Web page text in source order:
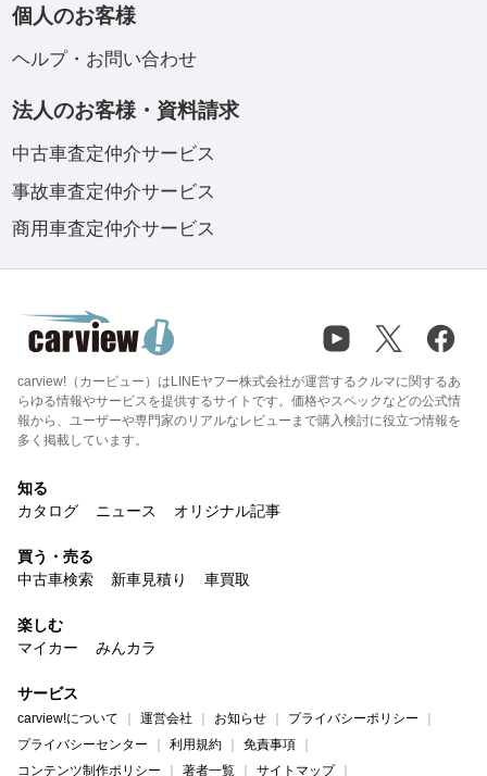
個人のお客様
ヘルプ・お問い合わせ
法人のお客様・資料請求
中古車査定仲介サービス
事故車査定仲介サービス
商用車査定仲介サービス
carview!（カービュー）はLINEヤフー株式会社が運営するクルマに関するあ
らゆる情報やサービスを提供するサイトです。価格やスペックなどの公式情
報から、ユーザーや専門家のリアルなレビューまで購入検討に役立つ情報を
多く掲載しています。
知る
カタログ
ニュース オリジナル記事
買う・売る
中古車検索
新車見積り 車買取
楽しむ
マイカー
みんカラ
サービス
carview!について 運営会社 お知らせ
プライバシーポリシー
プライバシーセンター
利用規約
免責事項
コンテンツ制作ポリシー
著者一覧 サイトマップ